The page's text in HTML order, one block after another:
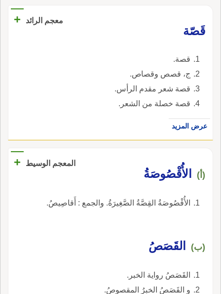
معجم الرائد
+
قَصّة
قصة.
ج، قصص وقصاص.
قصة شعر مقدم الرأس.
قصة خصلة من الشعر.
عرض المزيد
المعجم الوسيط +
(أ) الأُقْصُوصَةُ
الأُقْصُوصَةُ القِصَّةُ الصَّغِيرَةُ. والجمع : أَقاصِيصُ.
(ب) القَصَصُ
القَصَصُ رواية الخبر.
و القَصَصُ الخبرُ المقصوصُ.